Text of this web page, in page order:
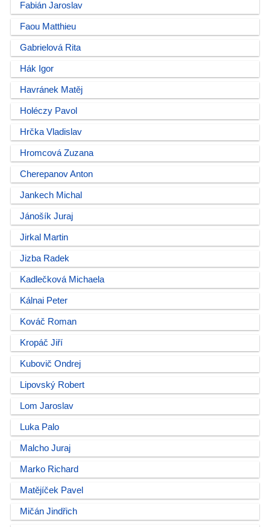
Fabián Jaroslav
Faou Matthieu
Gabrielová Rita
Hák Igor
Havránek Matěj
Holéczy Pavol
Hrčka Vladislav
Hromcová Zuzana
Cherepanov Anton
Jankech Michal
Jánošík Juraj
Jirkal Martin
Jizba Radek
Kadlečková Michaela
Kálnai Peter
Kováč Roman
Kropáč Jiří
Kubovič Ondrej
Lipovský Robert
Lom Jaroslav
Luka Palo
Malcho Juraj
Marko Richard
Matějíček Pavel
Mičán Jindřich